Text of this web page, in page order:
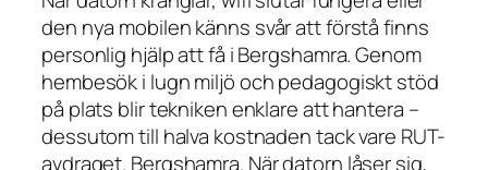
den nya mobilen känns svår att förstå finns
personlig hjälp att få i Bergshamra. Genom
hembesök i lugn miljö och pedagogiskt stöd
på plats blir tekniken enklare att hantera –
dessutom till halva kostnaden tack vare RUT-
avdraget. Bergshamra. När datorn låser sig,